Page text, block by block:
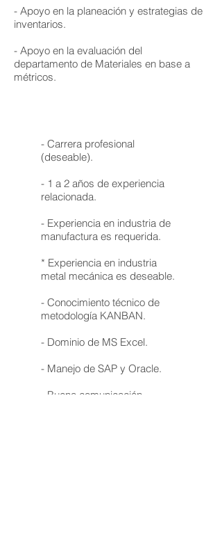
- Apoyo en la planeación y estrategias de
inventarios.
- Apoyo en la evaluación del
departamento de Materiales en base a
métricos.
- Carrera profesional
(deseable).
- 1 a 2 años de experiencia
relacionada.
- Experiencia en industria de
manufactura es requerida.
* Experiencia en industria
metal mecánica es deseable.
- Conocimiento técnico de
metodología KANBAN.
- Dominio de MS Excel.
- Manejo de SAP y Oracle.
- Buena comunicación.